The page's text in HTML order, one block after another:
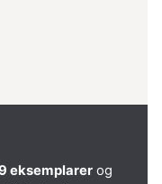
eksemplarer og